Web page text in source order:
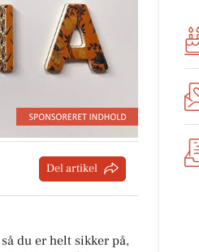
Del artikel
du er helt sikker på,